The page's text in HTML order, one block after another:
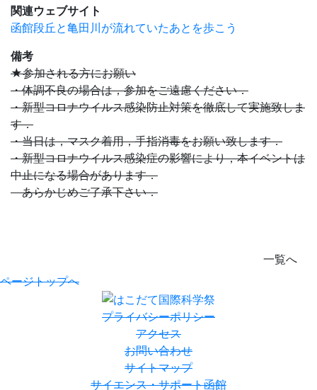
関連ウェブサイト
函館段丘と亀田川が流れていたあとを歩こう
備考
★参加される方にお願い
・体調不良の場合は，参加をご遠慮ください．
・新型コロナウイルス感染防止対策を徹底して実施致しま
す．
・当日は，マスク着用，手指消毒をお願い致します．
・新型コロナウイルス感染症の影響により，本イベントは
中止になる場合があります．
あらかじめご了承下さい．
一覧へ
ページトップへ
プライバシーポリシー
アクセス
お問い合わせ
サイトマップ
サイエンス・サポート函館